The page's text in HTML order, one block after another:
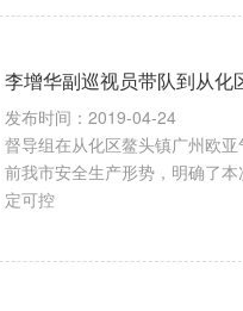
李增华副巡视员带队到从
发布时间：2019-04-24
督导组在从化区鳌头镇广州欧
前我市安全生产形势，明确了
定可控